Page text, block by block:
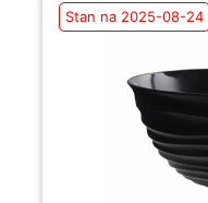
Stan na 2025-08-24